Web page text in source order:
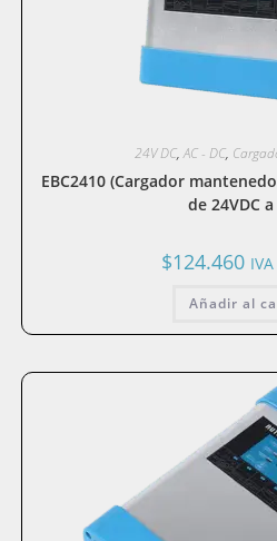
24V DC,AC - DC,
EBC2410 (Cargador
de 24VDC
$124.460
Añadir al